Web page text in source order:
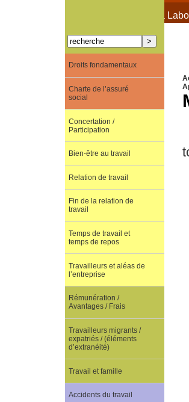
À propos de Terra
Droits fondamentaux
Charte de l’assuré
social
Concertation /
Participation
Bien-être au travail
Relation de travail
Fin de la relation de
travail
Temps de travail et
temps de repos
Travailleurs et aléas de
l’entreprise
Rémunération /
Avantages / Frais
Travailleurs migrants /
expatriés / (éléments
d’extranéité)
Travail et famille
Accidents du travail